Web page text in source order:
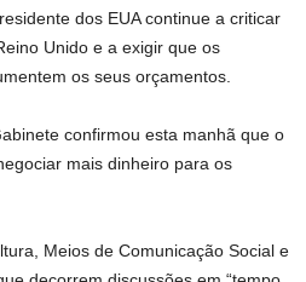
dos EUA continue a criticar
Unido e a exigir que os
os seus orçamentos.
confirmou esta manhã que o
mais dinheiro para os
Meios de Comunicação Social e